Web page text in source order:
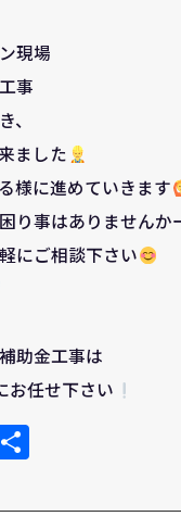
現場
事
、
ました
様に進めていきます
り事はありませんか
にご相談下さい
助金工事は
お任せ下さい